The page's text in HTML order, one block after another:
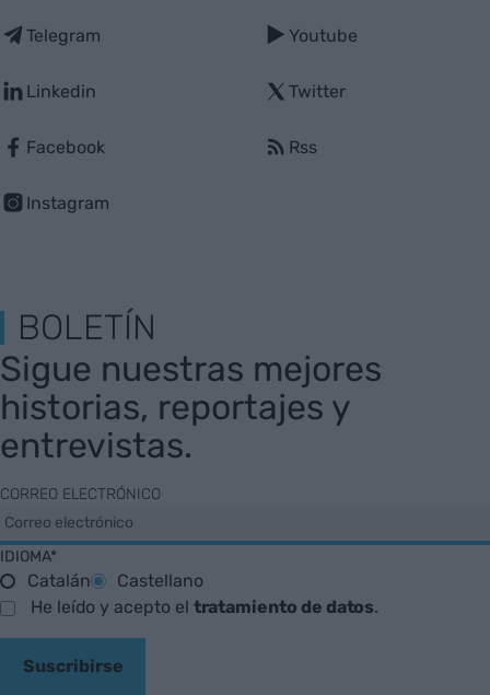
Telegram
Linkedin
Facebook
Instagram
Youtube
Twitter
Rss
BOLETÍN
Sigue nuestras mejores
historias, reportajes y
entrevistas.
CORREO ELECTRÓNICO
IDIOMA*
Catalán
Castellano
He leído y acepto el tratamiento de datos.
Suscribirse